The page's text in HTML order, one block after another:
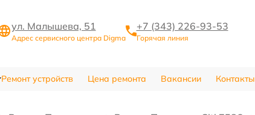
ул. Малышева, 51
Адрес сервисного центра Digma
+7 (343) 226-93-53
Горячая линия
Ремонт устройств Цена ремонта Вакансии Контакты